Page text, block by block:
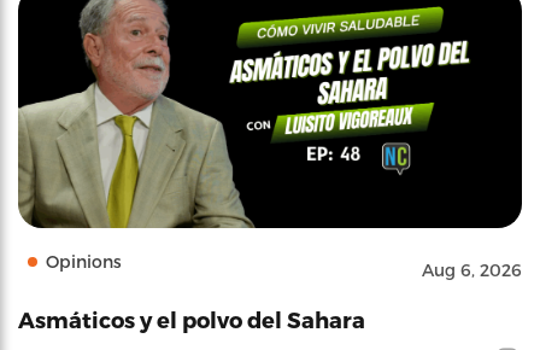
Opinions Aug 6, 2026
Asmáticos y el polvo del Sahara